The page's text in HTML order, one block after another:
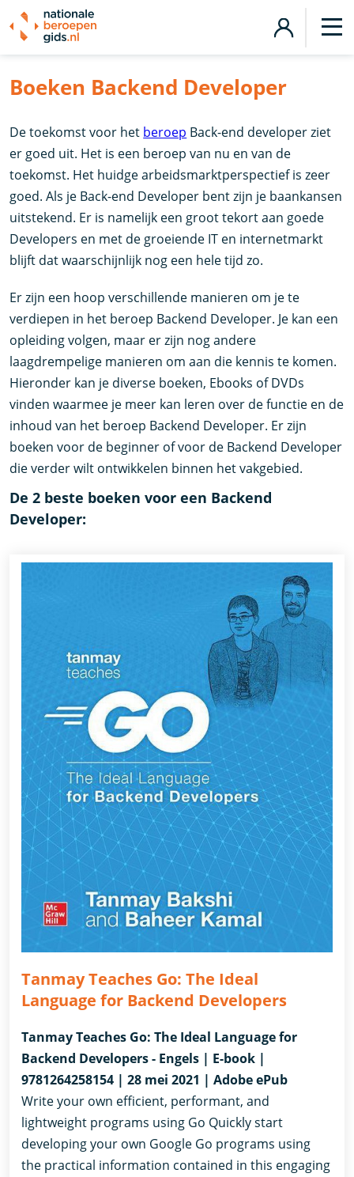
Boeken Backend Developer
De toekomst voor het beroep Back-end developer ziet
er goed uit. Het is een beroep van nu en van de
toekomst. Het huidge arbeidsmarktperspectief is zeer
goed. Als je Back-end Developer bent zijn je baankansen
uitstekend. Er is namelijk een groot tekort aan goede
Developers en met de groeiende IT en internetmarkt
blijft dat waarschijnlijk nog een hele tijd zo.
Er zijn een hoop verschillende manieren om je te
verdiepen in het beroep Backend Developer. Je kan een
opleiding volgen, maar er zijn nog andere
laagdrempelige manieren om aan die kennis te komen.
Hieronder kan je diverse boeken, Ebooks of DVDs
vinden waarmee je meer kan leren over de functie en de
inhoud van het beroep Backend Developer. Er zijn
boeken voor de beginner of voor de Backend Developer
die verder wilt ontwikkelen binnen het vakgebied.
De 2 beste boeken voor een Backend
Developer:
Tanmay Teaches Go: The Ideal
Language for Backend Developers
Tanmay Teaches Go: The Ideal Language for
Backend Developers - Engels | E-book |
9781264258154 | 28 mei 2021 | Adobe ePub
Write your own efficient, performant, and
lightweight programs using Go Quickly start
developing your own Google Go programs using
the practical information contained in this engaging